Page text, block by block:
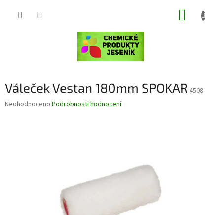
Váleček Vestan 180mm SPOKAR 4508
Průměrné
Neohodnoceno Podrobnosti hodnocení